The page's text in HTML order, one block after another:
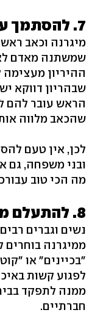
7. להסתמך על המלצות של אחרים
מיגרנה וכאב ראש
שמשתנה מאדם
ההיריון
שבהריון דווקא
הראש עובר להם
שהכאב מלווה
לכן, אין טעם
ובני משפחה, גם
מה הכי טוב
8. להתעלם מהבעיה
נשים וגברים
ממיגרנה
"בכיינים" או
לפגוע קשות
ממנה לתפקד
חברתיים.